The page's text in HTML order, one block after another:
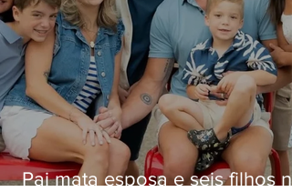
Pai mata esposa e seis filhos